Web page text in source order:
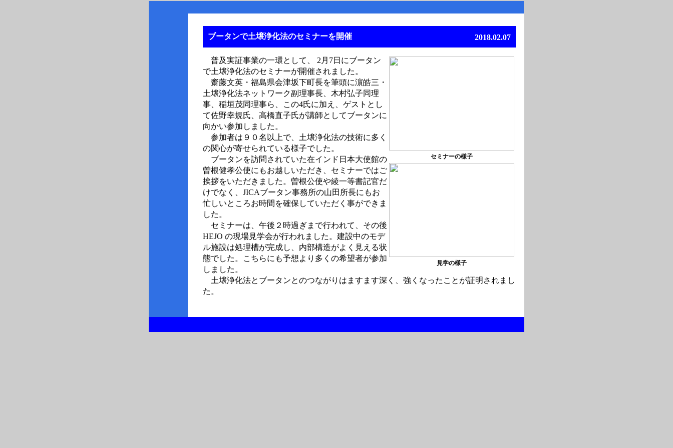
ブータンで土壌浄化法のセミナーを開催 2018.02.07
普及実証事業の一環として、
セミナーの様子
見学の様子
2月7日にブータン
で土壌浄化法のセミナーが開催されました。
齋藤文英・福島県会津坂下町長を筆頭に濵皓三・
土壌浄化法ネットワーク副理事長、木村弘子同理
事、稲垣茂同理事ら、この4氏に加え、ゲストとし
て佐野幸規氏、高橋直子氏が講師としてブータンに
向かい参加しました。
参加者は９０名以上で、土壌浄化法の技術に多く
の関心が寄せられている様子でした。
ブータンを訪問されていた在インド日本大使館の
曽根健孝公使にもお越しいただき、セミナーではご
挨拶をいただきました。曽根公使や綾一等書記官だ
けでなく、JICAブータン事務所の山田所長にもお
忙しいところお時間を確保していただく事ができま
した。
セミナーは、午後２時過ぎまで行われて、その後
HEJO の現場見学会が行われました。建設中のモデ
ル施設は処理槽が完成し、内部構造がよく見える状
態でした。こちらにも予想より多くの希望者が参加
しました。
土壌浄化法とブータンとのつながりはますます深く、強くなったことが証明されまし
た。